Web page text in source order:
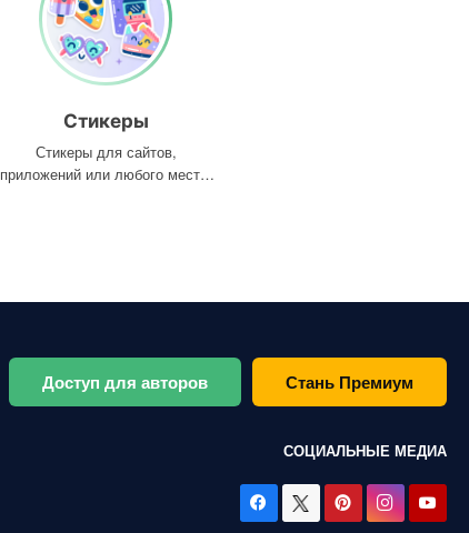
Стикеры
Стикеры для сайтов,
приложений или любого места,
Доступ для авторов Стань Премиум
СОЦИАЛЬНЫЕ МЕДИА